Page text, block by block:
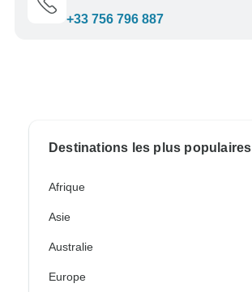
+33 756 796 887
Destinations les plus populaires
Afrique
Asie
Australie
Europe